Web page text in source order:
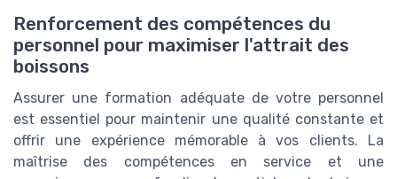
Renforcement des compétences du
personnel pour maximiser l'attrait des
boissons
Assurer une formation adéquate de votre personnel
est essentiel pour maintenir une qualité constante et
offrir une expérience mémorable à vos clients. La
maîtrise des compétences en service et une